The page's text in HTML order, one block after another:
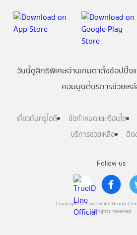
Follow us
Copyright © True Digital Group
All rights reserved
วันนี้ดูสิทธิพิเศษอ่านเกมตาตั้งช้อปปิ้ง
คอมมูนิตี้บริการช่วยเห
เกี่ยวกับทรูไอดี ข้อกำหนดและเงื่อนไข
บริการช่วยเหลือ
ติด